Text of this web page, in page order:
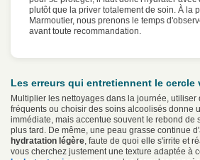
plutôt que la priver totalement de soin. À la
Marmoutier, nous prenons le temps
avant toute recommandation.
Les erreurs qui entretiennent le cercle
Multiplier les nettoyages dans la journée, utiliser
fréquents ou choisir des soins alcoolisés donne
immédiate, mais accentue souvent le rebond de
plus tard. De même, une peau grasse continue
hydratation légère , faute de quoi elle s'irrite et
vous cherchez justement une texture adaptée à